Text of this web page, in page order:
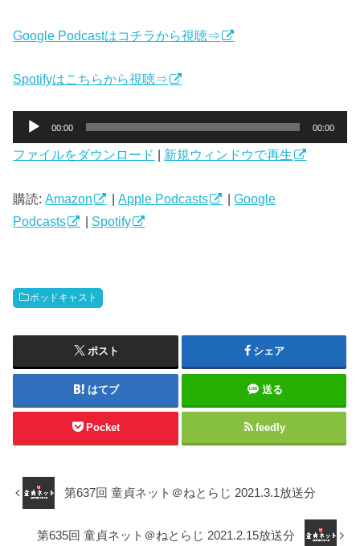
Google Podcastはコチラから視聴⇒
Spotifyはこちらから視聴⇒
プ
ー
ヤ
00:00 00:00
ファイルをダウンロード 新規ウィンドウで再生
購読:Amazon |Apple Podcasts |Google
Podcasts
| Spotify
ポッドキャスト
ポスト シェア
はてブ 送る
Pocket feedly
第637回 童貞ネット＠ねとらじ 2021.3.1放送分
第635回 童貞ネット＠ねとらじ 2021.2.15放送分